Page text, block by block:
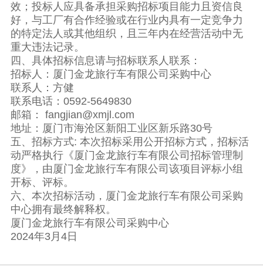
效；投标人应具备承担采购招标项目能力且资信良
好，与工厂有合作经验或在行业内具有一定竞争力
的特定法人或其他组织，且三年内在经营活动中无
重大违法记录。
四、具体招标信息请与招标联系人联系：
招标人：厦门金龙旅行车有限公司采购中心
联系人：方健
联系电话：0592-5649830
邮箱： fangjian@xmjl.com
地址：厦门市海沧区新阳工业区新乐路30号
五、招标方式: 本次招标采用公开招标方式，招标活
动严格执行《厦门金龙旅行车有限公司招标管理制
度》，由厦门金龙旅行车有限公司该项目评标小组
开标、评标。
六、本次招标活动，厦门金龙旅行车有限公司采购
中心拥有最终解释权。
厦门金龙旅行车有限公司采购中心
2024年3月4日